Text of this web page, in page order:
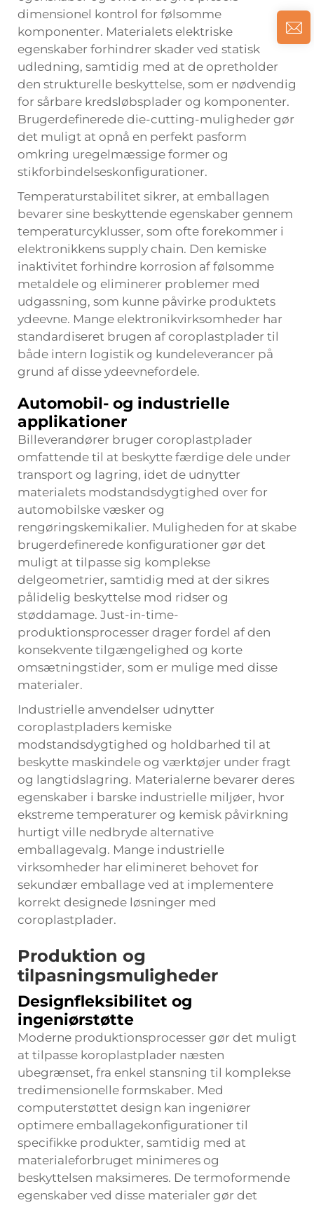
dimensionel kontrol for følsomme
komponenter. Materialets elektriske
egenskaber forhindrer skader ved statisk
udledning, samtidig med at de opretholder
den strukturelle beskyttelse, som er nødvendig
for sårbare kredsløbsplader og komponenter.
Brugerdefinerede die-cutting-muligheder gør
det muligt at opnå en perfekt pasform
omkring uregelmæssige former og
stikforbindelseskonfigurationer.
Temperaturstabilitet sikrer, at emballagen
bevarer sine beskyttende egenskaber gennem
temperaturcyklusser, som ofte forekommer i
elektronikkens supply chain. Den kemiske
inaktivitet forhindre korrosion af følsomme
metaldele og eliminerer problemer med
udgassning, som kunne påvirke produktets
ydeevne. Mange elektronikvirksomheder har
standardiseret brugen af coroplastplader til
både intern logistik og kundeleverancer på
grund af disse ydeevnefordele.
Automobil- og industrielle
applikationer
Billeverandører bruger coroplastplader
omfattende til at beskytte færdige dele under
transport og lagring, idet de udnytter
materialets modstandsdygtighed over for
automobilske væsker og
rengøringskemikalier. Muligheden for at skabe
brugerdefinerede konfigurationer gør det
muligt at tilpasse sig komplekse
delgeometrier, samtidig med at der sikres
pålidelig beskyttelse mod ridser og
støddamage. Just-in-time-
produktionsprocesser drager fordel af den
konsekvente tilgængelighed og korte
omsætningstider, som er mulige med disse
materialer.
Industrielle anvendelser udnytter
coroplastpladers kemiske
modstandsdygtighed og holdbarhed til at
beskytte maskindele og værktøjer under fragt
og langtidslagring. Materialerne bevarer deres
egenskaber i barske industrielle miljøer, hvor
ekstreme temperaturer og kemisk påvirkning
hurtigt ville nedbryde alternative
emballagevalg. Mange industrielle
virksomheder har elimineret behovet for
sekundær emballage ved at implementere
korrekt designede løsninger med
coroplastplader.
Produktion og
tilpasningsmuligheder
Designfleksibilitet og
ingeniørstøtte
Moderne produktionsprocesser gør det muligt
at tilpasse koroplastplader næsten
ubegrænset, fra enkel stansning til komplekse
tredimensionelle formskaber. Med
computerstøttet design kan ingeniører
optimere emballagekonfigurationer til
specifikke produkter, samtidig med at
materialeforbruget minimeres og
beskyttelsen maksimeres. De termoformende
egenskaber ved disse materialer gør det